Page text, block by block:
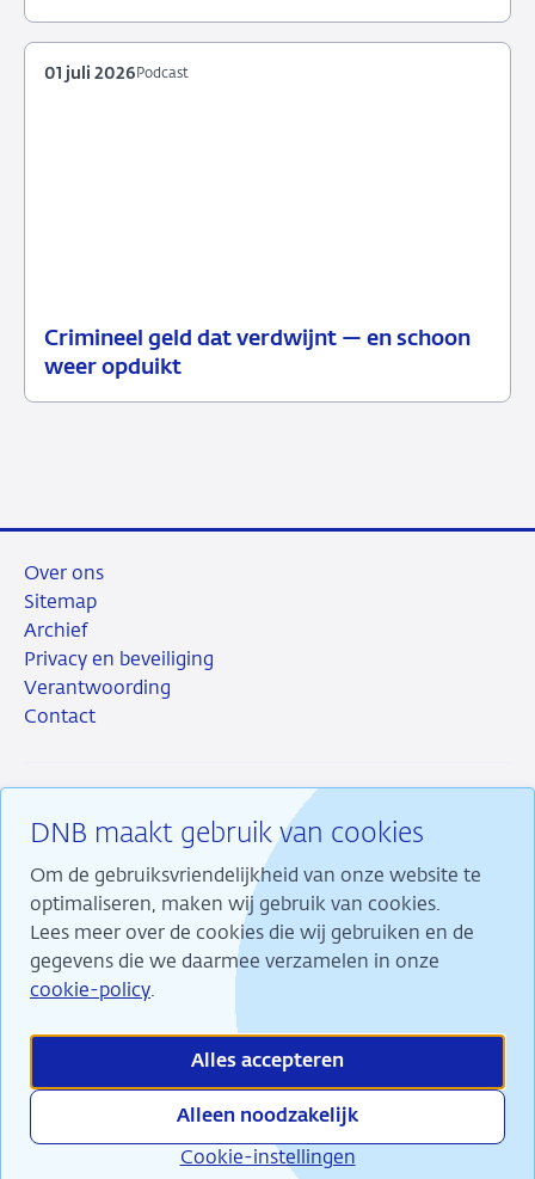
Crimineel geld dat verdwijnt — en schoon
weer opduikt
01
Podcast
Podcast
01 juli 2026
DNB maakt gebruik van cookies
Om de gebruiksvriendelijkheid van onze website te
optimaliseren, maken wij gebruik van cookies.
Lees meer over de cookies die wij gebruiken en de
gegevens die we daarmee verzamelen in onze
cookie-policy.
Alles accepteren
Alleen noodzakelijk
Cookie-instellingen
Over ons
Sitemap
Archief
Privacy en beveiliging
Verantwoording
Contact
RSS InstagramLinkedin
X
Wij maken ons sterk voor financiële stabiliteit en
dragen daarmee bij aan duurzame welvaart in